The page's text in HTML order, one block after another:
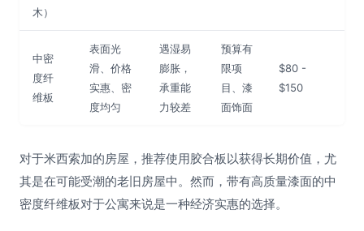
木）
中密
度纤
维板
表面光
滑、价格
实惠、密
度均匀
遇湿易
膨胀，
承重能
力较差
预算有
限项
目、漆
面饰面
$80 -
$150
对于米西索加的房屋，推荐使用胶合板以获得长期价值，尤
其是在可能受潮的老旧房屋中。然而，带有高质量漆面的中
密度纤维板对于公寓来说是一种经济实惠的选择。